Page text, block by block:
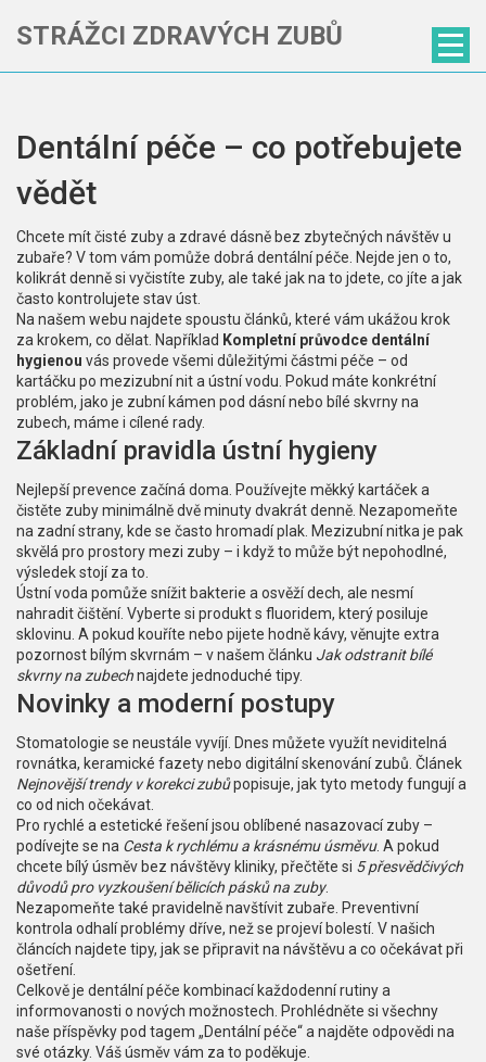
STRÁŽCI ZDRAVÝCH ZUBŮ
Dentální péče – co potřebujete
vědět
Chcete mít čisté zuby a zdravé dásně bez zbytečných návštěv u
zubaře? V tom vám pomůže dobrá dentální péče. Nejde jen o to,
kolikrát denně si vyčistíte zuby, ale také jak na to jdete, co jíte a jak
často kontrolujete stav úst.
Na našem webu najdete spoustu článků, které vám ukážou krok
za krokem, co dělat. Například Kompletní průvodce dentální
hygienou vás provede všemi důležitými částmi péče – od
kartáčku po mezizubní nit a ústní vodu. Pokud máte konkrétní
problém, jako je zubní kámen pod dásní nebo bílé skvrny na
zubech, máme i cílené rady.
Základní pravidla ústní hygieny
Nejlepší prevence začíná doma. Používejte měkký kartáček a
čistěte zuby minimálně dvě minuty dvakrát denně. Nezapomeňte
na zadní strany, kde se často hromadí plak. Mezizubní nitka je pak
skvělá pro prostory mezi zuby – i když to může být nepohodlné,
výsledek stojí za to.
Ústní voda pomůže snížit bakterie a osvěží dech, ale nesmí
nahradit čištění. Vyberte si produkt s fluoridem, který posiluje
sklovinu. A pokud kouříte nebo pijete hodně kávy, věnujte extra
pozornost bílým skvrnám – v našem článku Jak odstranit bílé
skvrny na zubechnajdete jednoduché tipy.
Novinky a moderní postupy
Stomatologie se neustále vyvíjí. Dnes můžete využít neviditelná
rovnátka, keramické fazety nebo digitální skenování zubů. Článek
Nejnovější trendy v korekci zubůpopisuje, jak tyto metody fungují a
co od nich očekávat.
Pro rychlé a estetické řešení jsou oblíbené nasazovací zuby –
podívejte se na Cesta k rychlému a krásnému úsměvu. A pokud
chcete bílý úsměv bez návštěvy kliniky, přečtěte si 5 přesvědčivých
důvodů pro vyzkoušení bělicích pásků na zuby.
Nezapomeňte také pravidelně navštívit zubaře. Preventivní
kontrola odhalí problémy dříve, než se projeví bolestí. V našich
článcích najdete tipy, jak se připravit na návštěvu a co očekávat při
ošetření.
Celkově je dentální péče kombinací každodenní rutiny a
informovanosti o nových možnostech. Prohlédněte si všechny
naše příspěvky pod tagem „Dentální péče“ a najděte odpovědi na
své otázky. Váš úsměv vám za to poděkuje.